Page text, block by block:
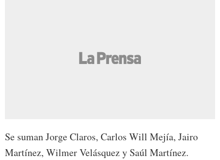
Se suman Jorge Claros, Carlos Will Mejía, Jairo
Martínez, Wilmer Velásquez y Saúl Martínez.